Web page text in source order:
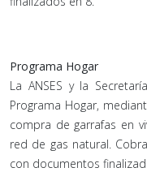
Programa Hogar
La ANSES y la
Programa Hogar,
compra de garrafas en
red de gas natural.
con documentos